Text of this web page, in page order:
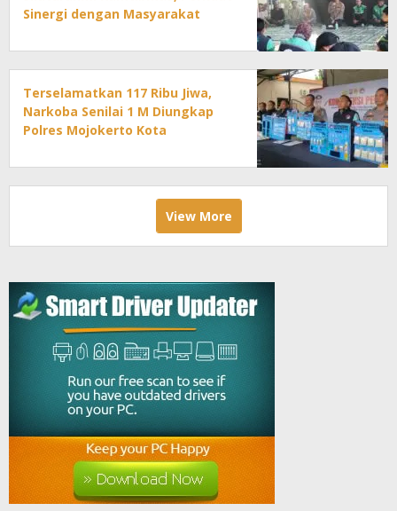
Sinergi dengan Masyarakat
Terselamatkan 117 Ribu Jiwa,
Narkoba Senilai 1 M Diungkap
Polres Mojokerto Kota
View More